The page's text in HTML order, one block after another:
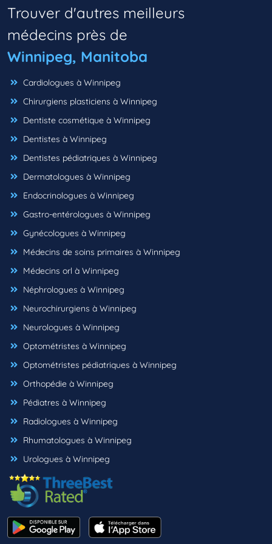
Trouver d'autres meilleurs
médecins près de
Winnipeg, Manitoba
Cardiologues à Winnipeg
Chirurgiens plasticiens à Winnipeg
Dentiste cosmétique à Winnipeg
Dentistes à Winnipeg
Dentistes pédiatriques à Winnipeg
Dermatologues à Winnipeg
Endocrinologues à Winnipeg
Gastro-entérologues à Winnipeg
Gynécologues à Winnipeg
Médecins de soins primaires à Winnipeg
Médecins orl à Winnipeg
Néphrologues à Winnipeg
Neurochirurgiens à Winnipeg
Neurologues à Winnipeg
Optométristes à Winnipeg
Optométristes pédiatriques à Winnipeg
Orthopédie à Winnipeg
Pédiatres à Winnipeg
Radiologues à Winnipeg
Rhumatologues à Winnipeg
Urologues à Winnipeg